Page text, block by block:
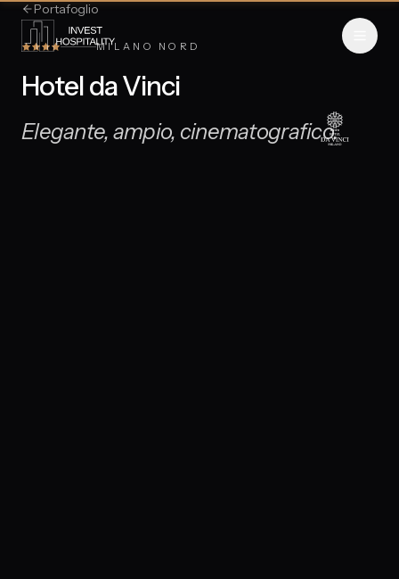
Portafoglio
MILANO NORD
Hotel da Vinci
Elegante, ampio, cinematografico.